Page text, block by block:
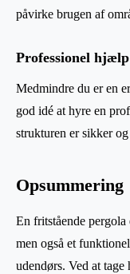
påvirke brugen af
Professionel hjælp
Medmindre du er en
god idé at hyre en
strukturen er sikker
Opsummering
En fritstående
men også et
udendørs. Ved at